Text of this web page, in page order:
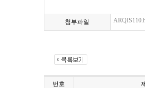
첨부파일
번호